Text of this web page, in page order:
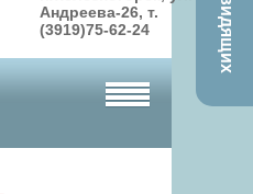
Андреева-26, т.
(3919)75-62-24